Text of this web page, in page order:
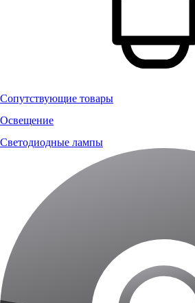
Сопутствующие товары
Освещение
Светодиодные лампы